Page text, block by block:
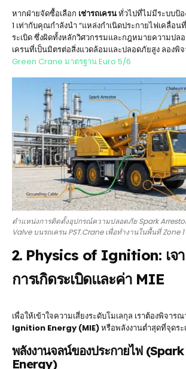
หากฝ่ายจัดซื้อเลือก เช่ารถเครนทั่วไปที่ไม่มีระบบป้อ
1 เท่ากับคุณกำลังนำ “แหล่งกำเนิดประกายไฟเคลื่อนที่
ระเบิด ซึ่งผิดทั้งหลักวิศวกรรมและกฎหมายความปล
เครนที่เป็นมิตรต่อสิ่งแวดล้อมและปลอดภัยสูง ลองพิ
Green Crane มาตรฐาน Euro 5/6
ตำแหน่งการติดตั้งอุปกรณ์ความปลอดภัย Spark
Valve บนรถเครน PST.Crane เพื่อทำงานในพื้นที่ Zone 1
2. Physics of Ignition: เจ
การเกิดระเบิดและค่า MIE
เพื่อให้เข้าใจความเสี่ยงระดับโมเลกุล เราต้องพิจาร
Ignition Energy (MIE)หรือพลังงานต่ำสุดที่จุดระ
พลังงานจลน์ของประกายไฟ
Energy)